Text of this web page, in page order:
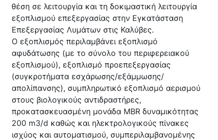
θέση σε λειτουργία και τη δοκιμαστική λειτουργία
εξοπλισμού επεξεργασίας στην Εγκατάσταση
Επεξεργασίας Λυμάτων στις Καλύβες.
Ο εξοπλισμός περιλαμβάνει εξοπλισμό
αφυδάτωσης (με το σύνολο του περιφερειακού
εξοπλισμού), εξοπλισμό προεπεξεργασίας
(συγκροτήματα εσχάρωσης/εξάμμωσης/
απολίπανσης), συμπληρωτικό εξοπλισμό αερισμού
στους βιολογικούς αντιδραστήρες,
προκατασκευασμένη μονάδα MBR δυναμικότητας
200 m3/d καθώς και ηλεκτρολογικούς πίνακες
ισχύος και αυτοματισμού, συμπεριλαμβανομένης